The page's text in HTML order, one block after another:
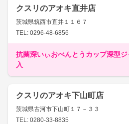
クスリのアオキ直井店
茨城県筑西市直井１１６７
TEL: 0296-48-6856
抗菌深いぃおべんとうカップ深型
入
クスリのアオキ下山町店
茨城県古河市下山町１７－３３
TEL: 0280-33-8835